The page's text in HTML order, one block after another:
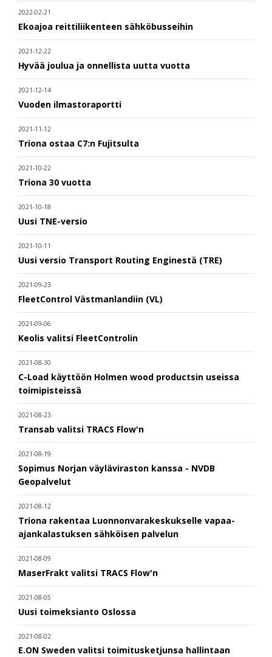
2022-02-21
Ekoajoa reittiliikenteen sähköbusseihin
2021-12-22
Hyvää joulua ja onnellista uutta vuotta
2021-12-14
Vuoden ilmastoraportti
2021-11-12
Triona ostaa C7:n Fujitsulta
2021-10-22
Triona 30 vuotta
2021-10-18
Uusi TNE-versio
2021-10-11
Uusi versio Transport Routing Enginestä (TRE)
2021-09-23
FleetControl Västmanlandiin (VL)
2021-09-06
Keolis valitsi FleetControlin
2021-08-30
C-Load käyttöön Holmen wood productsin useissa
toimipisteissä
2021-08-23
Transab valitsi TRACS Flow'n
2021-08-19
Sopimus Norjan väyläviraston kanssa - NVDB
Geopalvelut
2021-08-12
Triona rakentaa Luonnonvarakeskukselle vapaa-
ajankalastuksen sähköisen palvelun
2021-08-09
MaserFrakt valitsi TRACS Flow'n
2021-08-05
Uusi toimeksianto Oslossa
2021-08-02
E.ON Sweden valitsi toimitusketjunsa hallintaan